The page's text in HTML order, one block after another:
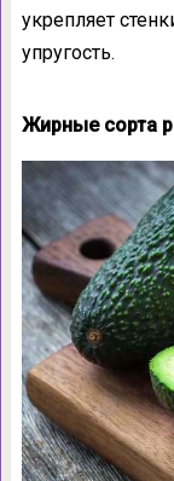
укрепляет
упругость.
Жирные сорта